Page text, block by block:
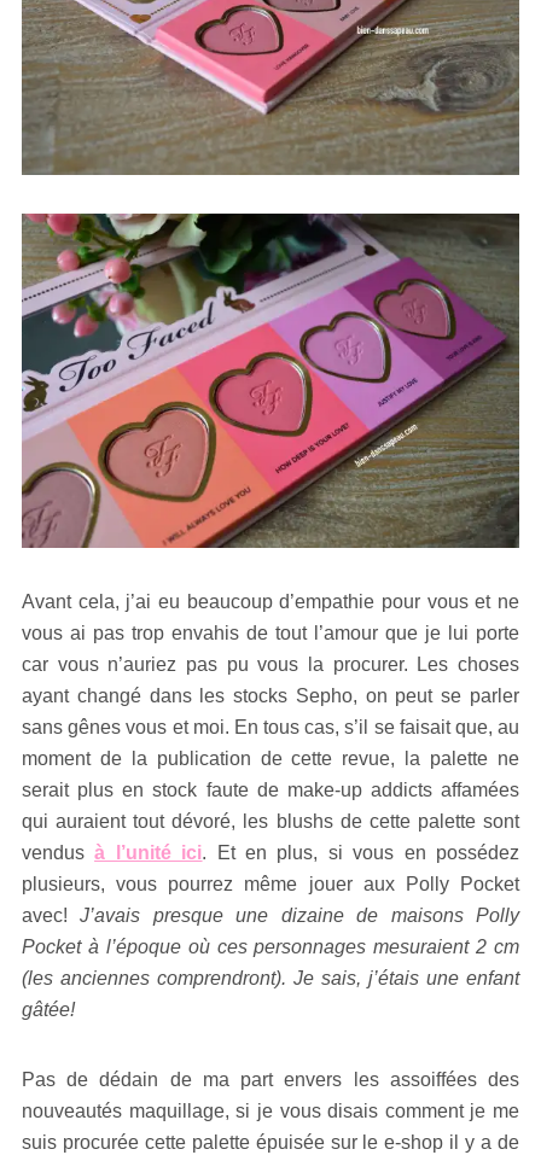
Avant cela, j’ai eu beaucoup d’empathie pour vous et ne
vous ai pas trop envahis de tout l’amour que je lui porte
car vous n’auriez pas pu vous la procurer. Les choses
ayant changé dans les stocks Sepho, on peut se parler
sans gênes vous et moi. En tous cas, s’il se faisait que, au
moment de la publication de cette revue, la palette ne
serait plus en stock faute de make-up addicts affamées
qui auraient tout dévoré, les blushs de cette palette sont
vendusà l’unité ici. Et en plus, si vous en possédez
plusieurs, vous pourrez même jouer aux Polly Pocket
avec!J’avais presque une dizaine de maisons Polly
Pocket à l’époque où ces personnages mesuraient 2 cm
(les anciennes comprendront). Je sais, j’étais une enfant
gâtée!
Pas de dédain de ma part envers les assoiffées des
nouveautés maquillage, si je vous disais comment je me
suis procurée cette palette épuisée sur le e-shop il y a de